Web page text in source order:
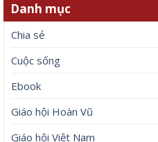
Danh mục
Chia sẻ
Cuộc sống
Ebook
Giáo hội Hoàn Vũ
Giáo hội Việt Nam